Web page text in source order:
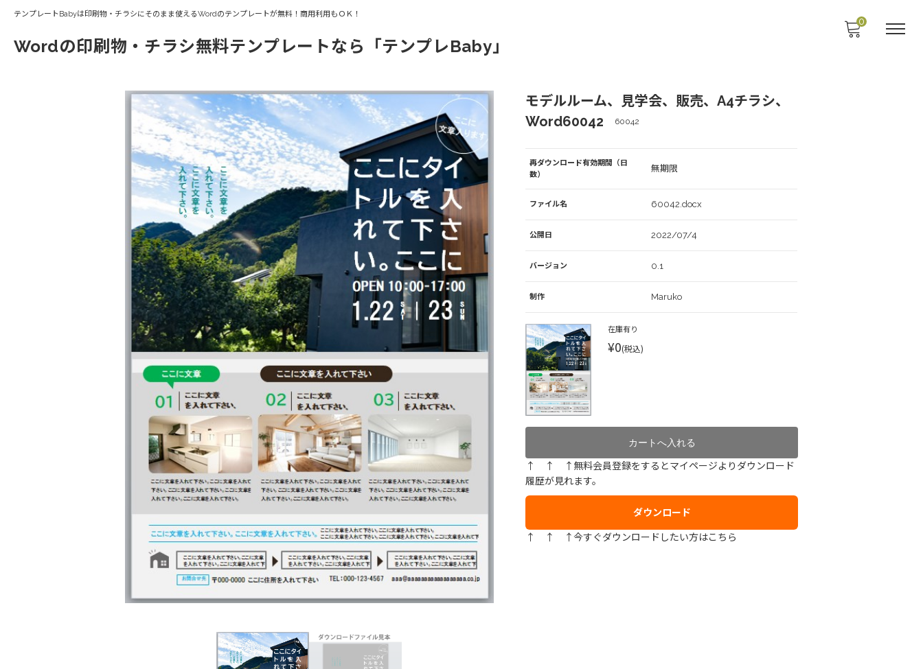
テンプレートBabyは印刷物・チラシにそのまま使えるWordのテンプレートが無料！商用利用もＯＫ！
Wordの印刷物・チラシ無料テンプレートなら「テンプレBaby」
0
モデルルーム、見学会、販売、A4チラシ、
Word60042
60042
再ダウンロード有効期間（日
数）
無期限
ファイル名 60042.docx
公開日 2022/07/4
バージョン 0.1
制作 Maruko
在庫有り
¥0(税込)
↑ ↑ ↑無料会員登録をするとマイページよりダウンロード
履歴が見れます。
ダウンロード
↑ ↑ ↑今すぐダウンロードしたい方はこちら